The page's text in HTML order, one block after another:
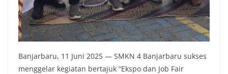
Banjarbaru, 11 Juni 2025 — SMKN 4 Banjarbaru sukses
menggelar kegiatan bertajuk “Ekspo dan Job Fair